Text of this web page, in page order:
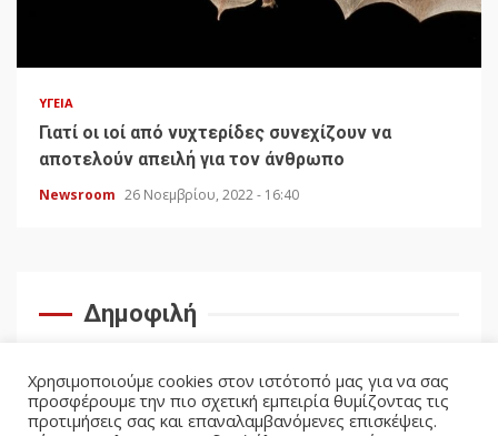
ΥΓΕΊΑ
Γιατί οι ιοί από νυχτερίδες συνεχίζουν να
αποτελούν απειλή για τον άνθρωπο
Newsroom 26 Νοεμβρίου, 2022 - 16:40
Δημοφιλή
Χρησιμοποιούμε cookies στον ιστότοπό μας για να σας
προσφέρουμε την πιο σχετική εμπειρία θυμίζοντας τις
προτιμήσεις σας και επαναλαμβανόμενες επισκέψεις.